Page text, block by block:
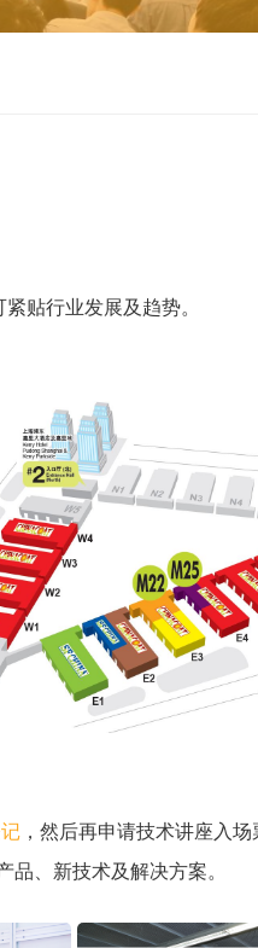
贴行业发展及趋势。
，然后再申请技术讲座入场
、新技术及解决方案。